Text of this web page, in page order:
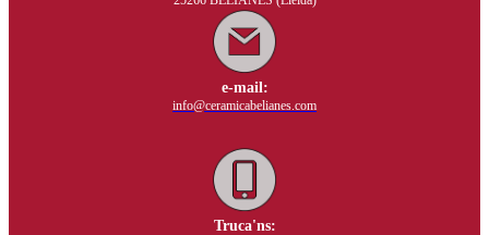
e-mail:
info@ceramicabelianes.com
Truca'ns: